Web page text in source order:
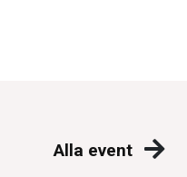
Alla event